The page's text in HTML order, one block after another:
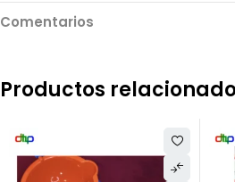
Comentarios
Productos